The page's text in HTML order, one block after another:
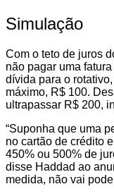
Simulação
Com o teto de juros
não pagar uma
dívida para o
máximo, R$ 100.
ultrapassar R$ 200,
“Suponha que uma
no cartão de crédito
450% ou 500% de
disse Haddad ao
medida, não vai